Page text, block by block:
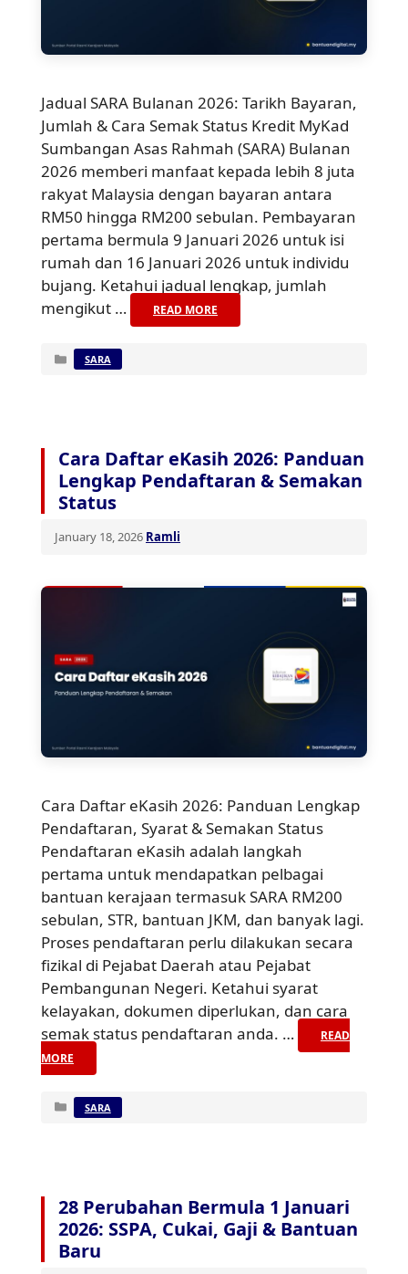
Jadual SARA Bulanan 2026: Tarikh Bayaran,
Jumlah & Cara Semak Status Kredit MyKad
Sumbangan Asas Rahmah (SARA) Bulanan
2026 memberi manfaat kepada lebih 8 juta
rakyat Malaysia dengan bayaran antara
RM50 hingga RM200 sebulan. Pembayaran
pertama bermula 9 Januari 2026 untuk isi
rumah dan 16 Januari 2026 untuk individu
bujang. Ketahui jadual lengkap, jumlah
mengikut …
READ MORE
Categories
SARA
Cara Daftar eKasih 2026: Panduan
Lengkap Pendaftaran & Semakan
Status
January 18, 2026 Ramli
Cara Daftar eKasih 2026: Panduan Lengkap
Pendaftaran, Syarat & Semakan Status
Pendaftaran eKasih adalah langkah
pertama untuk mendapatkan pelbagai
bantuan kerajaan termasuk SARA RM200
sebulan, STR, bantuan JKM, dan banyak lagi.
Proses pendaftaran perlu dilakukan secara
fizikal di Pejabat Daerah atau Pejabat
Pembangunan Negeri. Ketahui syarat
kelayakan, dokumen diperlukan, dan cara
semak status pendaftaran anda. …
READ
MORE
Categories
SARA
28 Perubahan Bermula 1 Januari
2026: SSPA, Cukai, Gaji & Bantuan
Baru